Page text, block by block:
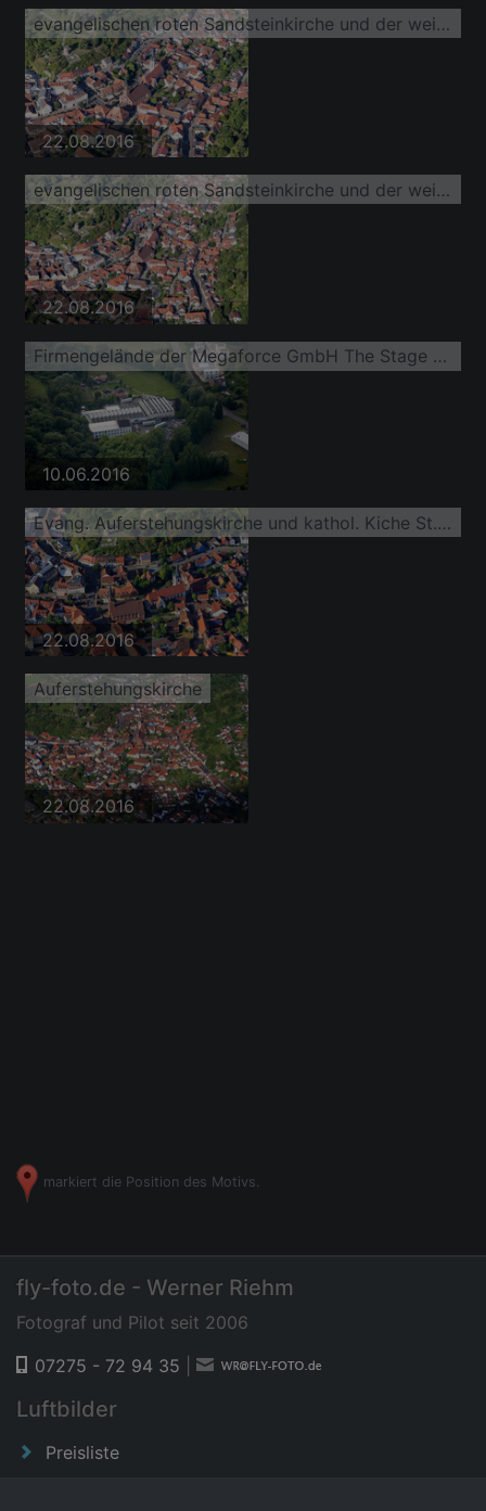
evangelischen roten Sandsteinkirche und der weiß verputzten katholischen Pfarrkirche St. Michael Weingarten
22.08.2016
evangelischen roten Sandsteinkirche und der weiß verputzten katholischen Pfarrkirche St. Michael Weingarten
22.08.2016
Firmengelände der Megaforce GmbH The Stage Company mit Hallen, Firmengebäuden und Produktionsstättenim Bundesland Baden-Württemberg
10.06.2016
Evang. Auferstehungskirche und kathol. Kiche St. Michael
22.08.2016
Auferstehungskirche
22.08.2016
markiert die Position des Motivs.
fly-foto.de - Werner Riehm
Fotograf und Pilot seit 2006
07275 - 72 94 35
Luftbilder
Preisliste